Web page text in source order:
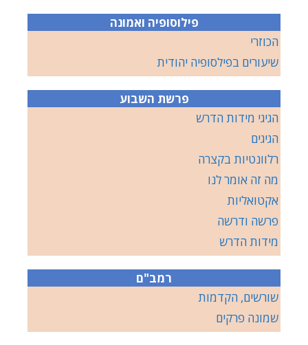
פילוסופיה ואמונה
הכוזרי
שיעורים בפילסופיה יהודית
פרשת השבוע
הגיגי מידות הדרש
הגיגים
רלוונטיות בקצרה
מה זה אומר לנו
אקטואליות
פרשה ודרשה
מידות הדרש
רמב"ם
שורשים, הקדמות
שמונה פרקים